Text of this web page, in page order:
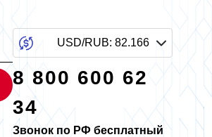
USD/RUB: 82.166
8 800 600 62
34
Звонок по РФ бесплатный